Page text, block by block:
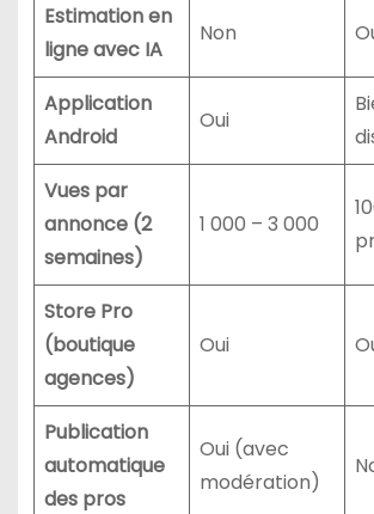
Estimation en
ligne avec IA
Non
Application
Android
Oui
Vues par
annonce (2
semaines)
1 000 – 3 000
Store Pro
(boutique
agences)
Oui
Publication
automatique
des pros
Oui (avec
modération)